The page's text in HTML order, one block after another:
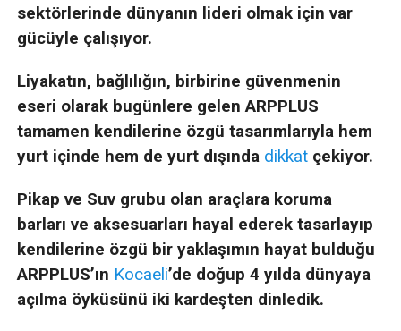
sektörlerinde dünyanın lideri olmak için var
gücüyle çalışıyor.
Liyakatın, bağlılığın, birbirine güvenmenin
eseri olarak bugünlere gelen ARPPLUS
tamamen kendilerine özgü tasarımlarıyla hem
yurt içinde hem de yurt dışında dikkat çekiyor.
Pikap ve Suv grubu olan araçlara koruma
barları ve aksesuarları hayal ederek tasarlayıp
kendilerine özgü bir yaklaşımın hayat bulduğu
ARPPLUS’ın Kocaeli’de doğup 4 yılda dünyaya
açılma öyküsünü iki kardeşten dinledik.